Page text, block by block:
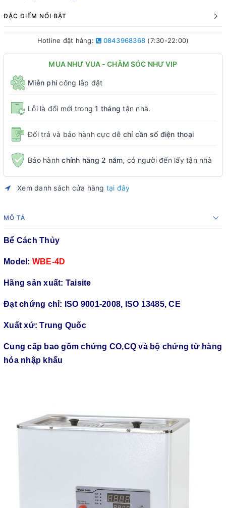
ĐẶC ĐIỂM NỔI BẬT
Hotline đặt hàng: 0843968368 (7:30-22:00)
MUA NHƯ VUA - CHĂM SÓC NHƯ VIP
Miễn phícông lắp đặt
Lỗi là đổi mới trong1 tháng tận nhà.
Đổi trả và bảo hành cực dễ chỉ cần số điện thoại
Bảo hànhchính hãng 2 năm, có người đến lấy tận nhà
Xem danh sách cửa hàng tại đây
MÔ TẢ
Bể Cách Thủy
Model: WBE-4D
Hãng sản xuất: Taisite
Đạt chứng chỉ: ISO 9001-2008, ISO 13485, CE
Xuất xứ: Trung Quốc
Cung cấp bao gồm chứng CO,CQ và bộ chứng từ hàng
hóa nhập khẩu